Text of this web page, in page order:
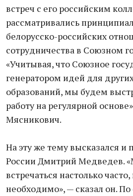
встреч с его российским
рассматривались
белорусско-российских
сотрудничества в Союзном
«Учитывая, что Союзное
генератором идей для
образований, мы будем
работу на регулярной
Мясникович.
На эту же тему высказался
России Дмитрий Медведев.
встречаться настолько
необходимо», — сказал он. По